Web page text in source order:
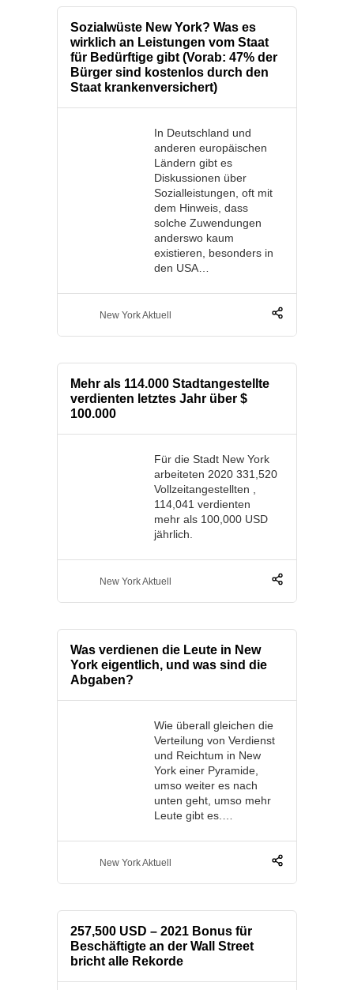
Sozialwüste New York? Was es
wirklich an Leistungen vom Staat
für Bedürftige gibt (Vorab: 47% der
Bürger sind kostenlos durch den
Staat krankenversichert)
In Deutschland und
anderen europäischen
Ländern gibt es
Diskussionen über
Sozialleistungen, oft mit
dem Hinweis, dass
solche Zuwendungen
anderswo kaum
existieren, besonders in
den USA…
New York Aktuell
Mehr als 114.000 Stadtangestellte
verdienten letztes Jahr über $
100.000
Für die Stadt New York
arbeiteten 2020 331,520
Vollzeitangestellten ,
114,041 verdienten
mehr als 100,000 USD
jährlich.
New York Aktuell
Was verdienen die Leute in New
York eigentlich, und was sind die
Abgaben?
Wie überall gleichen die
Verteilung von Verdienst
und Reichtum in New
York einer Pyramide,
umso weiter es nach
unten geht, umso mehr
Leute gibt es.…
New York Aktuell
257,500 USD – 2021 Bonus für
Beschäftigte an der Wall Street
bricht alle Rekorde